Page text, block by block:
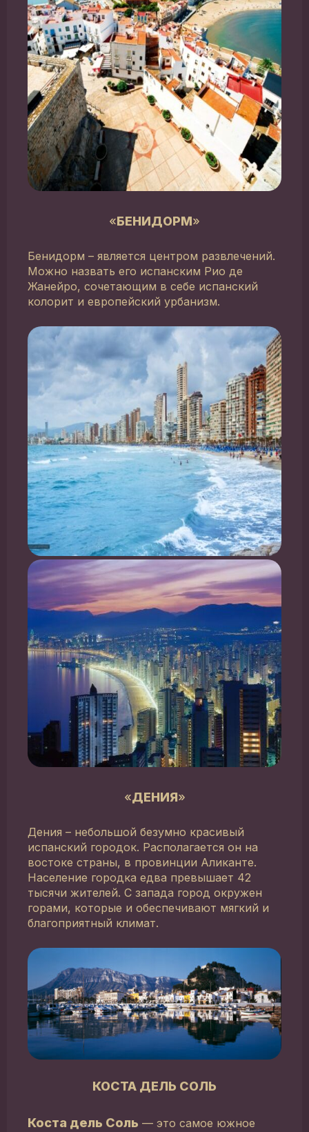
«БЕНИДОРМ»
Бенидорм – является центром развлечений.
Можно назвать его испанским Рио де
Жанейро, сочетающим в себе испанский
колорит и европейский урбанизм.
«ДЕНИЯ»
Дения – небольшой безумно красивый
испанский городок. Располагается он на
востоке страны, в провинции Аликанте.
Население городка едва превышает 42
тысячи жителей. С запада город окружен
горами, которые и обеспечивают мягкий и
благоприятный климат.
КОСТА ДЕЛЬ СОЛЬ
Коста дель Соль — это самое южное